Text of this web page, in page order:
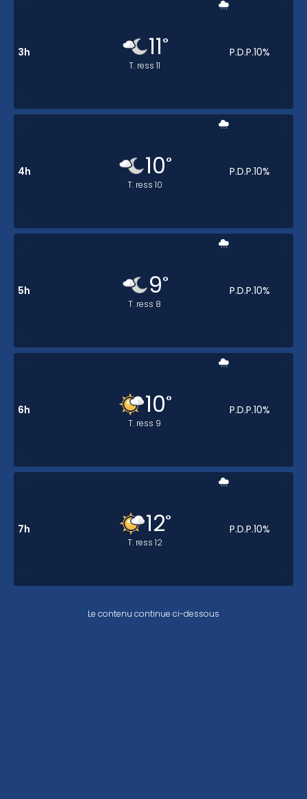
3h 11°
T. ress 11
P.D.P.10%
4h 10°
T. ress 10
P.D.P.10%
5h 9°
T. ress 8
P.D.P.10%
6h 10°
T. ress 9
P.D.P.10%
7h 12°
T. ress 12
P.D.P.10%
Le contenu continue ci-dessous